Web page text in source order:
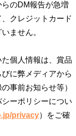
のDM報告が急増
クレジットカード
ません。
個人情報は、賞品
に弊メディアから
事前お知らせ等）
ーポリシーについ
privacy）をご確